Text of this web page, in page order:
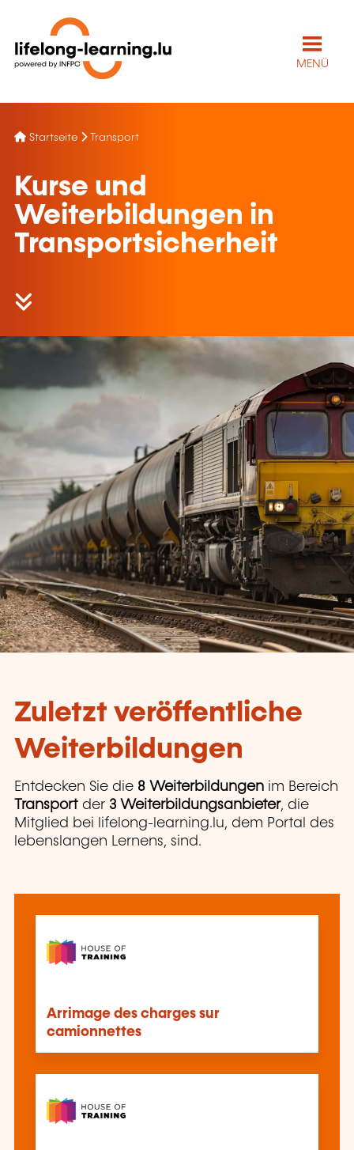
MENÜ
Startseite Transport
Kurse und
Weiterbildungen in
Transportsicherheit
Zuletzt veröffentliche
Weiterbildungen
Entdecken Sie die 8 Weiterbildungen im Bereich
Transport der 3 Weiterbildungsanbieter, die
Mitglied bei lifelong-learning.lu, dem Portal des
lebenslangen Lernens, sind.
Arrimage des charges sur
camionnettes